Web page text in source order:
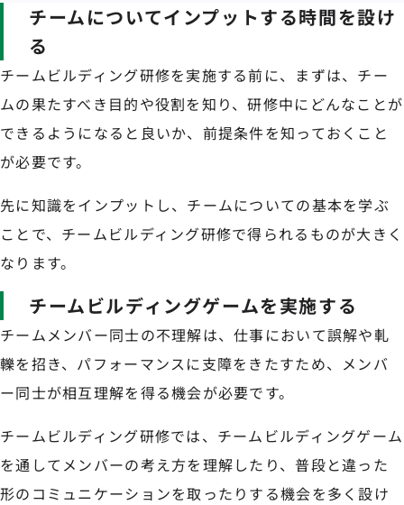
チームについてインプットする時間を設け
る
チームビルディング研修を実施する前に、まずは、チー
ムの果たすべき目的や役割を知り、研修中にどんなことが
できるようになると良いか、前提条件を知っておくこと
が必要です。
先に知識をインプットし、チームについての基本を学ぶ
ことで、チームビルディング研修で得られるものが大きく
なります。
チームビルディングゲームを実施する
チームメンバー同士の不理解は、仕事において誤解や軋
轢を招き、パフォーマンスに支障をきたすため、メンバ
ー同士が相互理解を得る機会が必要です。
チームビルディング研修では、チームビルディングゲーム
を通してメンバーの考え方を理解したり、普段と違った
形のコミュニケーションを取ったりする機会を多く設け